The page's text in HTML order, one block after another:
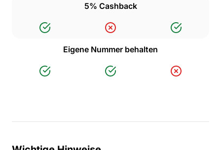
5% Cashback
Eigene Nummer behalten